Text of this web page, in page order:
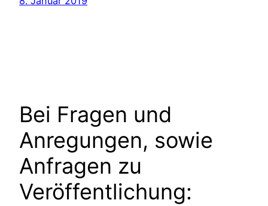
Bei Fragen und
Anregungen, sowie
Anfragen zu
Veröffentlichung: